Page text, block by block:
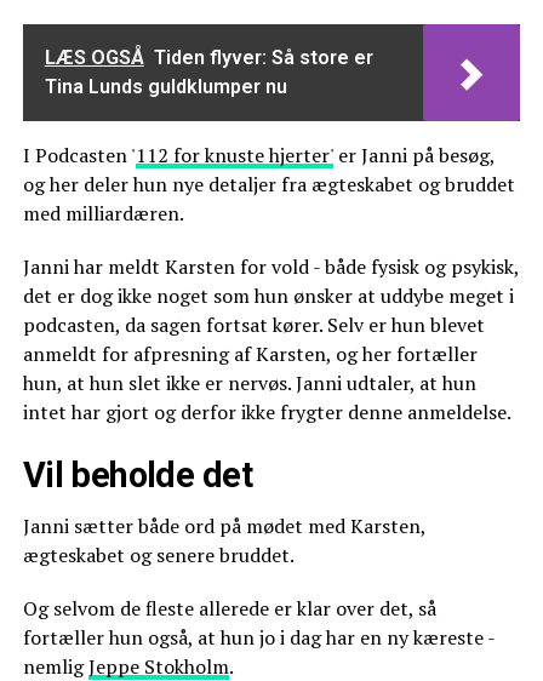
LÆS OGSÅ Tiden flyver: Så store er
Tina Lunds guldklumper nu
I Podcasten '112 for knuste hjerter'er Janni på besøg,
og her deler hun nye detaljer fra ægteskabet og bruddet
med milliardæren.
Janni har meldt Karsten for vold - både fysisk og psykisk,
det er dog ikke noget som hun ønsker at uddybe meget i
podcasten, da sagen fortsat kører. Selv er hun blevet
anmeldt for afpresning af Karsten, og her fortæller
hun, at hun slet ikke er nervøs. Janni udtaler, at hun
intet har gjort og derfor ikke frygter denne anmeldelse.
Vil beholde det
Janni sætter både ord på mødet med Karsten,
ægteskabet og senere bruddet.
Og selvom de fleste allerede er klar over det, så
fortæller hun også, at hun jo i dag har en ny kæreste -
nemligJeppe Stokholm.